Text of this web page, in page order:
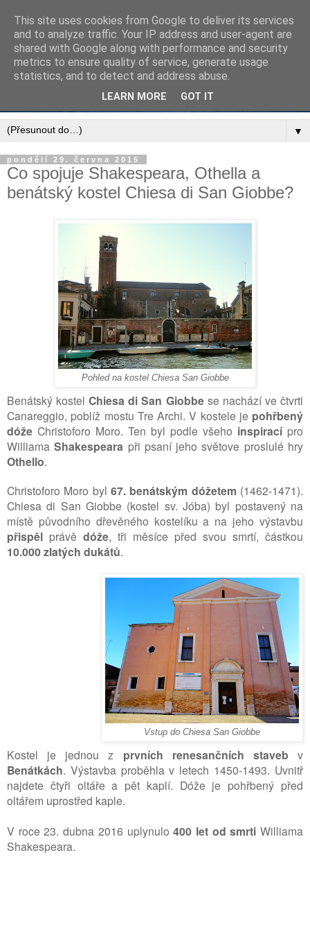
▼
pondělí 29. června 2015
Co spojuje Shakespeara, Othella a
benátský kostel Chiesa di San Giobbe?
Pohled na kostel Chiesa San Giobbe
Benátský kostelChiesa di San Giobbese nachází ve čtvrti
Canareggio, poblíž mostu Tre Archi. V kostele je pohřbený
dóže Christoforo Moro. Ten byl podle všeho inspiracípro
WilliamaShakespeara při psaní jeho světove proslulé hry
Othello.
Christoforo Moro byl 67. benátským dóžetem (1462-1471).
Chiesa di San Giobbe (kostel sv. Jóba) byl postavený na
místě původního dřevěného kostelíku a na jeho výstavbu
přispěl právě dóže, tři měsíce před svou smrtí, částkou
10.000 zlatých dukátů.
Vstup do Chiesa San Giobbe
Kostel je jednou z prvních renesančních staveb v
Benátkách. Výstavba proběhla v letech 1450-1493. Uvnitř
najdete čtyři oltáře a pět kaplí. Dóže je pohřbený před
oltářem uprostřed kaple.
V roce 23. dubna 2016 uplynulo400 let od smrti Williama
Shakespeara.
This site uses cookies from Google to deliver its services
and to analyze traffic. Your IP address and user-agent are
shared with Google along with performance and security
metrics to ensure quality of service, generate usage
statistics, and to detect and address abuse.
LEARN MORE GOT IT